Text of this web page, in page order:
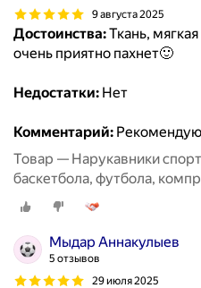
9 августа 2025
Достоинства:Ткань,
очень приятно пахнет🙂
Недостатки: Нет
Комментарий: Рекомендую
Товар — Нарукавники
баскетбола, футбола,
пальцев, 2 пары черные +
Мыдар Аннакулыев
5 отзывов
29 июля 2025